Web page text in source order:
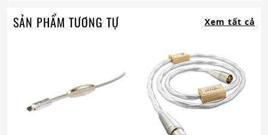
SẢN PHẨM TƯƠNG TỰ Xem tất cả